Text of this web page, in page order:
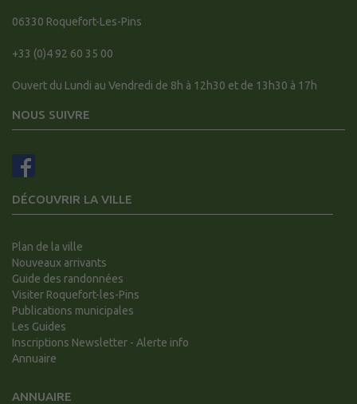
06330 Roquefort-Les-Pins
+33 (0)4 92 60 35 00
Ouvert du Lundi au Vendredi de 8h à 12h30 et de 13h30 à 17h
NOUS SUIVRE
DÉCOUVRIR LA VILLE
Plan de la ville
Nouveaux arrivants
Guide des randonnées
Visiter Roquefort-les-Pins
Publications municipales
Les Guides
Inscriptions Newsletter - Alerte info
Annuaire
ANNUAIRE